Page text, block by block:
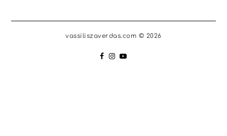
vassiliszaverdas.com © 2026